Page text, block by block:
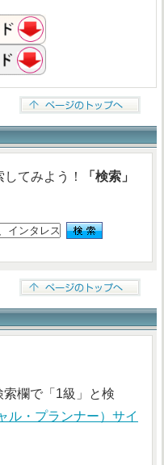
てみよう！
「検索」
欄で「1級」と検
ル・プランナー）サイ